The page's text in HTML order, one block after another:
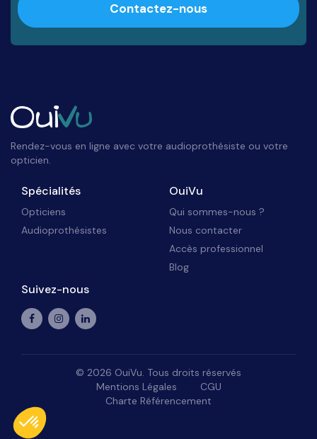
Contactez-nous
Rendez-vous en ligne avec votre audioprothésiste ou votre
opticien.
Spécialités
Opticiens
Audioprothésistes
OuiVu
Qui sommes-nous ?
Nous contacter
Accès professionnel
Blog
Suivez-nous
© 2026 OuiVu. Tous droits réservés
Mentions Légales
CGU
Charte Référencement